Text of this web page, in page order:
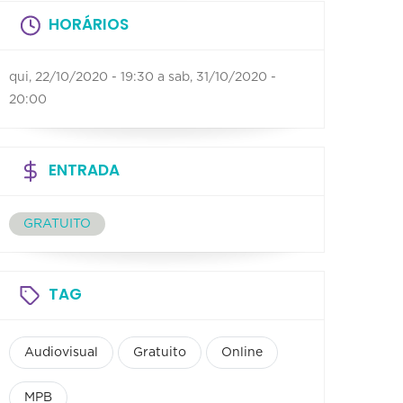
HORÁRIOS
qui, 22/10/2020 - 19:30 a sab, 31/10/2020 -
20:00
ENTRADA
GRATUITO
TAG
Audiovisual Gratuito Online
MPB